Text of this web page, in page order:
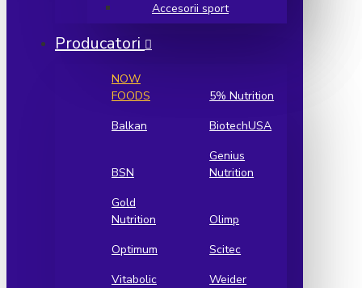
Accesorii sport
Producatori
NOW
FOODS
5% Nutrition
Balkan
BiotechUSA
BSN
Genius
Nutrition
Gold
Nutrition
Olimp
Optimum
Scitec
Vitabolic
Weider